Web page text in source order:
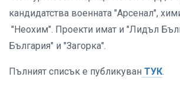
кандидатства военната "Арсенал",
"Неохим". Проекти имат и "Лидъл
България" и "Загорка".
Пълният списък е публикуван ТУК.